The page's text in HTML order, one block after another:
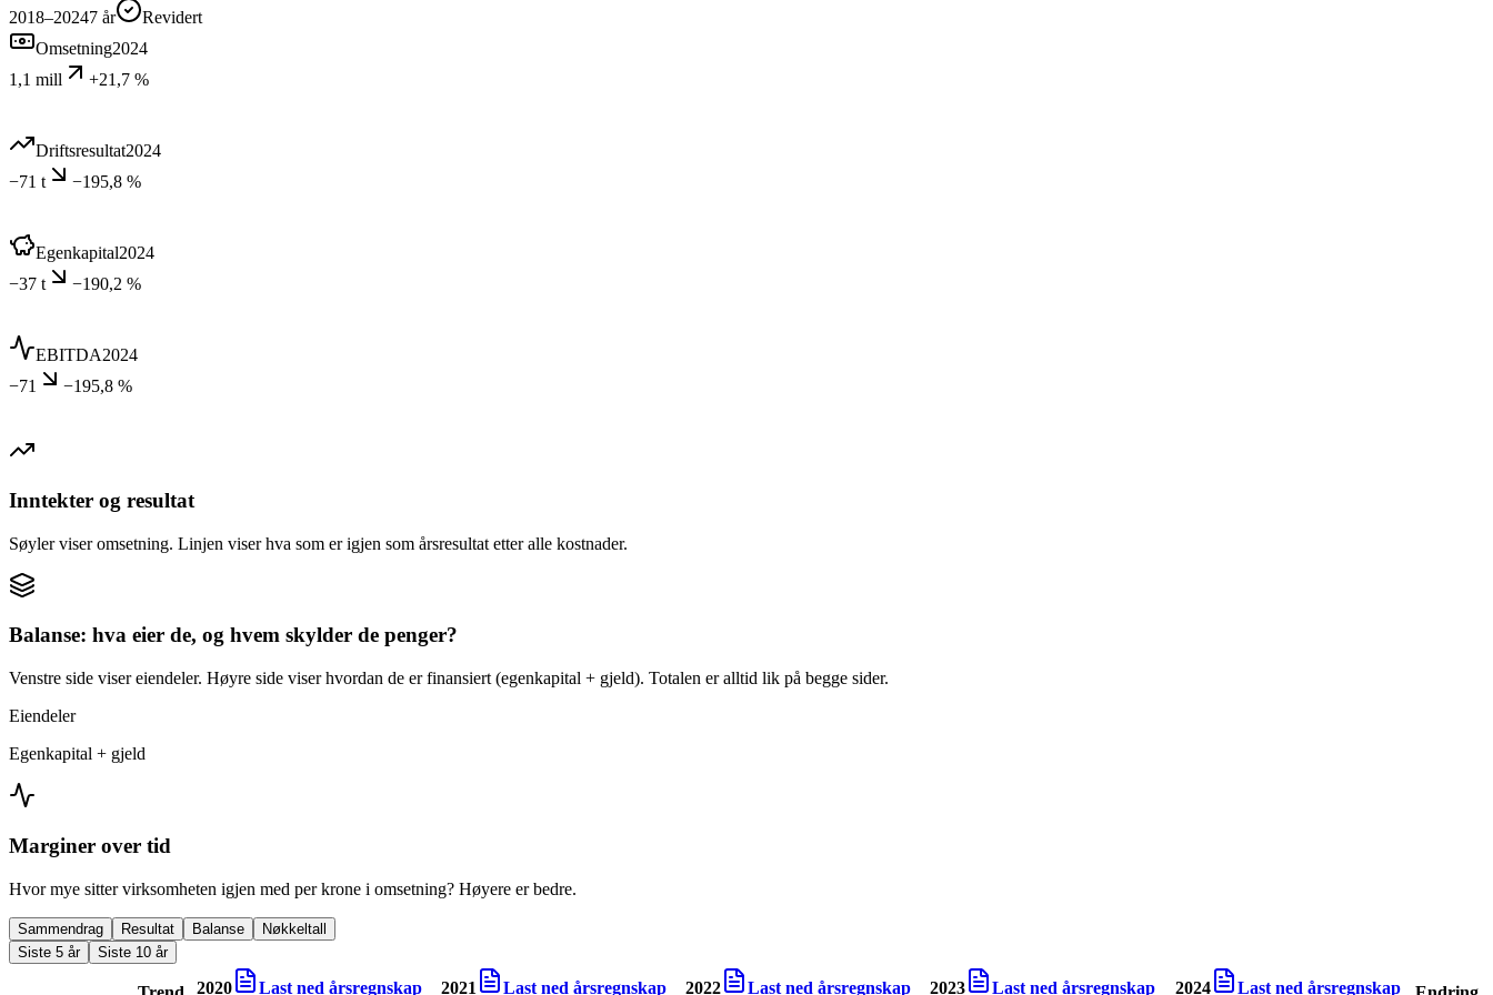
2018–20247 år
Revidert
Omsetning2024
1,1 mill
+21,7 %
Driftsresultat2024
−71 t
−195,8 %
Egenkapital2024
−37 t
−190,2 %
EBITDA2024
−71
−195,8 %
Inntekter og resultat
Søyler viser omsetning. Linjen viser hva som er igjen som årsresultat etter alle kostnader.
Balanse: hva eier de, og hvem skylder de penger?
Venstre side viser eiendeler. Høyre side viser hvordan de er finansiert (egenkapital + gjeld). Totalen er alltid lik på begge sider.
Eiendeler
Egenkapital + gjeld
Marginer over tid
Hvor mye sitter virksomheten igjen med per krone i omsetning? Høyere er bedre.
Sammendrag Resultat Balanse
Nøkkeltall
Siste 5 år
Siste 10 år
2020 Last ned årsregnskap 2021 Last ned årsregnskap 2022 Last ned årsregnskap 2023 Last ned årsregnskap 2024 Last ned årsregnskap